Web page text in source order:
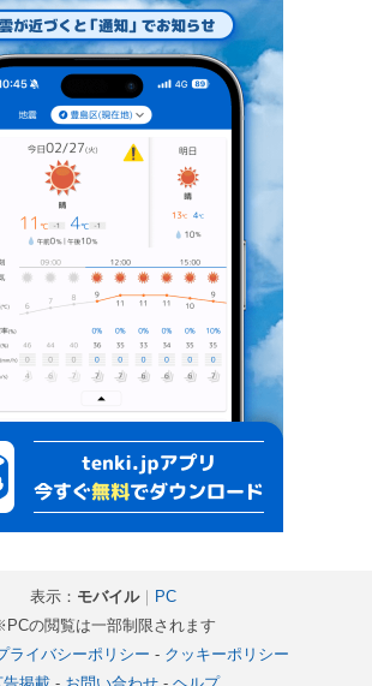
表示： モバイル｜ PC
の閲覧は一部制限されます
ライバシーポリシー - クッキーポリシー